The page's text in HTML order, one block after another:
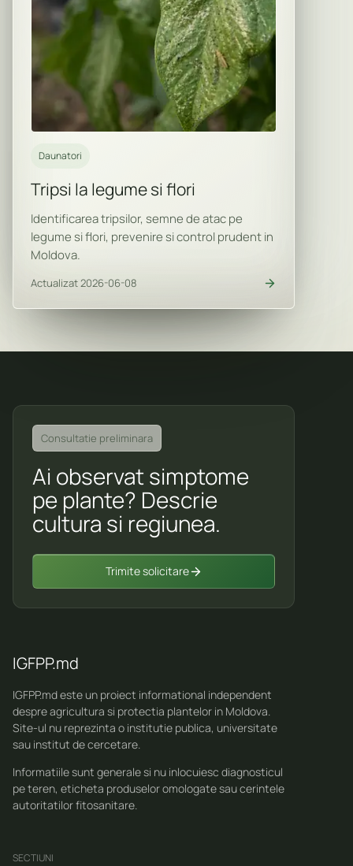
Daunatori
Tripsi la legume si flori
Identificarea tripsilor, semne de atac pe
legume si flori, prevenire si control prudent in
Moldova.
Actualizat 2026-06-08
Consultatie preliminara
Ai observat simptome
pe plante? Descrie
cultura si regiunea.
Trimite solicitare
IGFPP.md
IGFPP.md este un proiect informational independent
despre agricultura si protectia plantelor in Moldova.
Site-ul nu reprezinta o institutie publica, universitate
sau institut de cercetare.
Informatiile sunt generale si nu inlocuiesc diagnosticul
pe teren, eticheta produselor omologate sau cerintele
autoritatilor fitosanitare.
SECTIUNI